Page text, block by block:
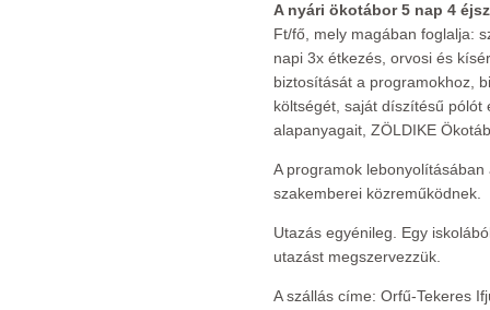
A nyári ökotábor 5 nap 4
Ft/fő, mely magában foglalja:
napi 3x étkezés, orvosi és
biztosítását a programokhoz,
költségét, saját díszítésű pólót
alapanyagait, ZÖLDIKE
A programok
szakemberei közreműködnek.
Utazás egyénileg. Egy
utazást megszervezzük.
A szállás címe: Orfű-Tekeres